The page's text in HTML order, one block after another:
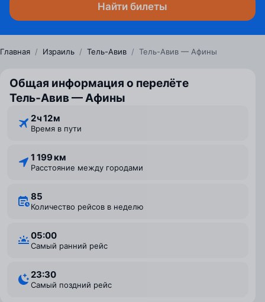
Найти билеты
Главная / Израиль / Тель-Авив / Тель-Авив — Афины
Общая информация о перелёте
Тель‑Авив — Афины
2 ⁠ч 12 ⁠м
Время в пути
1 199 км
Расстояние между городами
85
Количество рейсов в неделю
05:00
Самый ранний рейс
23:30
Самый поздний рейс